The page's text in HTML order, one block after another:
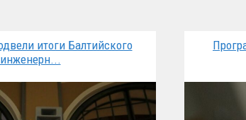
итоги Балтийского